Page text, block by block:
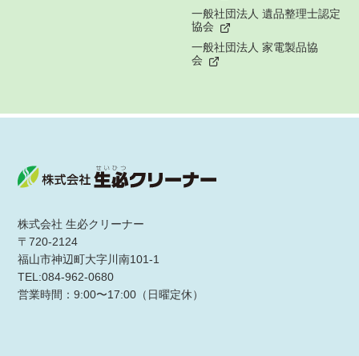
一般社団法人 遺品整理士認定
協会
一般社団法人 家電製品協
会
株式会社 生必クリーナー
〒720-2124
福山市神辺町大字川南101-1
TEL:084-962-0680
営業時間：9:00〜17:00（日曜定休）